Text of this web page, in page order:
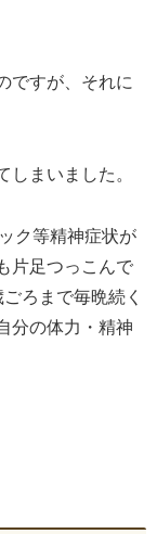
ですが、それに
まいました。
ク等精神症状が
片足つっこんで
ろまで毎晩続く
分の体力・精神